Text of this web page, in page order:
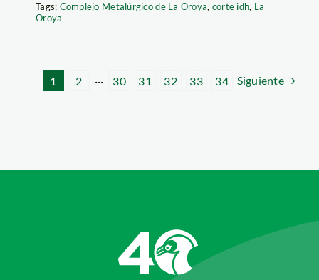
Tags: Complejo Metalúrgico de La Oroya, corte idh, La
Oroya
1 2 ··· 30 31 32 33 34 Siguiente